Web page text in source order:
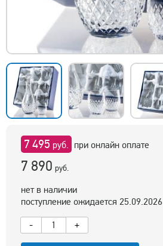
7 495 руб. при онлайн оплате
7 890 руб.
нет в наличии
поступление ожидается 25.09.2026
-
+